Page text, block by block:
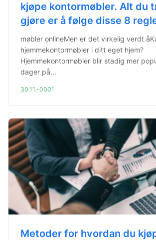
kjøpe kontormøbler. Alt du
gjøre er å følge disse 8
møbler onlineMen er det virkelig verdt
hjemmekontormøbler i ditt eget hjem?
Hjemmekontormøbler blir stadig mer
dager på...
30.11.-0001
Metoder for hvordan du